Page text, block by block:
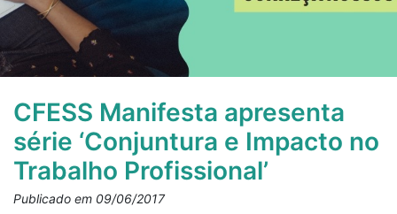
CFESS Manifesta apresenta
série ‘Conjuntura e Impacto no
Trabalho Profissional’
Publicado em 09/06/2017